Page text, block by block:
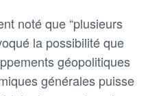
noté que “plusieurs
la possibilité que
géopolitiques
générales puisse